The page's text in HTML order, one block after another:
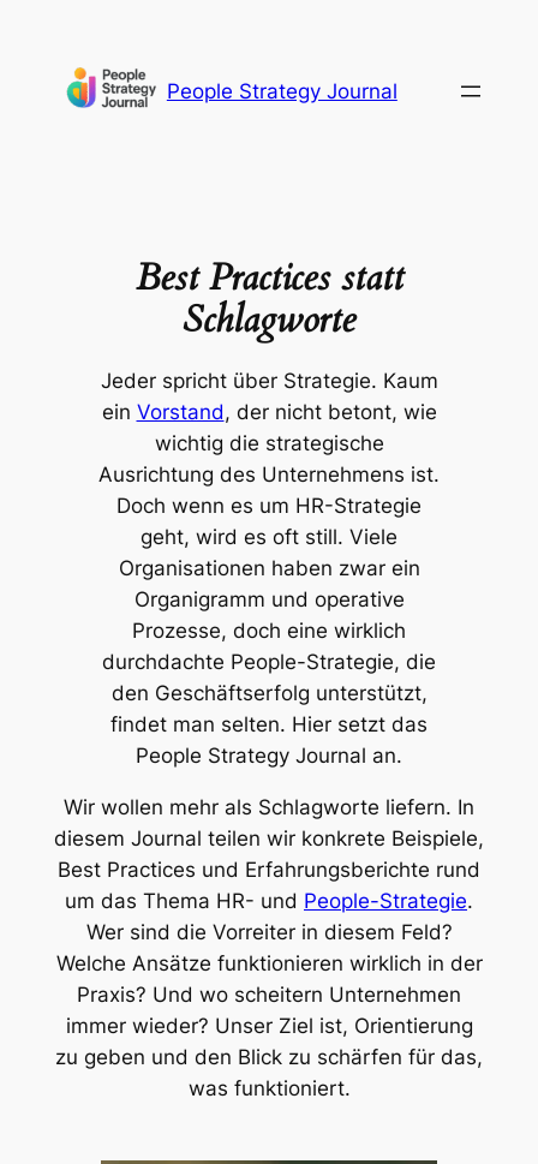
springen
People Strategy Journal
Best Practices statt
Schlagworte
Jeder spricht über Strategie. Kaum
ein Vorstand, der nicht betont, wie
wichtig die strategische
Ausrichtung des Unternehmens ist.
Doch wenn es um HR-Strategie
geht, wird es oft still. Viele
Organisationen haben zwar ein
Organigramm und operative
Prozesse, doch eine wirklich
durchdachte People-Strategie, die
den Geschäftserfolg unterstützt,
findet man selten. Hier setzt das
People Strategy Journal an.
Wir wollen mehr als Schlagworte liefern. In
diesem Journal teilen wir konkrete Beispiele,
Best Practices und Erfahrungsberichte rund
um das Thema HR- und People-Strategie.
Wer sind die Vorreiter in diesem Feld?
Welche Ansätze funktionieren wirklich in der
Praxis? Und wo scheitern Unternehmen
immer wieder? Unser Ziel ist, Orientierung
zu geben und den Blick zu schärfen für das,
was funktioniert.